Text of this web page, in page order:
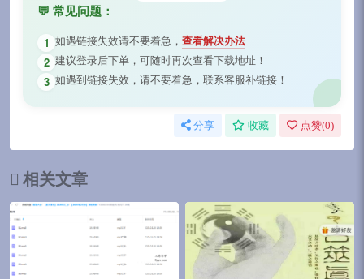
💬 常见问题：
1 如遇链接失效请不要着急， 查看解决办法
2 建议登录后下单，可随时再次查看下载地址！
3 如遇到链接失效，请不要着急，联系客服补链接！
分享 收藏 点赞(0)
相关文章